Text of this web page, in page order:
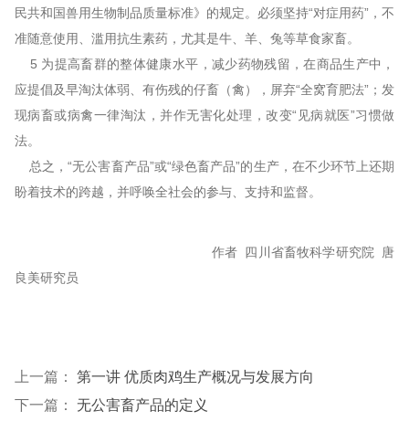
民共和国兽用生物制品质量标准》的规定。必须坚持“对症用药”，不
准随意使用、滥用抗生素药，尤其是牛、羊、兔等草食家畜。
5 为提高畜群的整体健康水平，减少药物残留，在商品生产中，
应提倡及早淘汰体弱、有伤残的仔畜（禽），屏弃“全窝育肥法”；发
现病畜或病禽一律淘汰，并作无害化处理，改变“见病就医”习惯做
法。
总之，“无公害畜产品”或“绿色畜产品”的生产，在不少环节上还期
盼着技术的跨越，并呼唤全社会的参与、支持和监督。
作者 四川省畜牧科学研究院 唐
良美研究员
上一篇： 第一讲 优质肉鸡生产概况与发展方向
下一篇： 无公害畜产品的定义